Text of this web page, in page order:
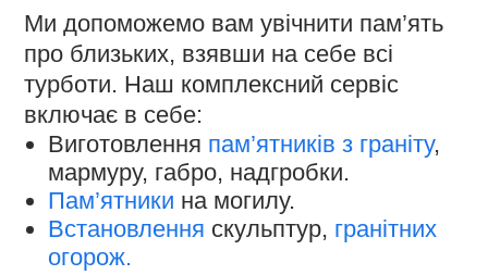
Ми допоможемо вам увічнити пам’ять
про близьких, взявши на себе всі
турботи. Наш комплексний сервіс
включає в себе:
Виготовлення пам’ятників з граніту,
мармуру, габро, надгробки.
Пам’ятники на могилу.
Встановлення скульптур, гранітних
огорож.